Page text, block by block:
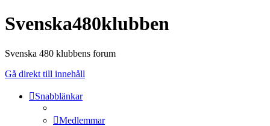
Svenska480klubben
Svenska 480 klubbens forum
Gå direkt till innehåll
Snabblänkar
Medlemmar